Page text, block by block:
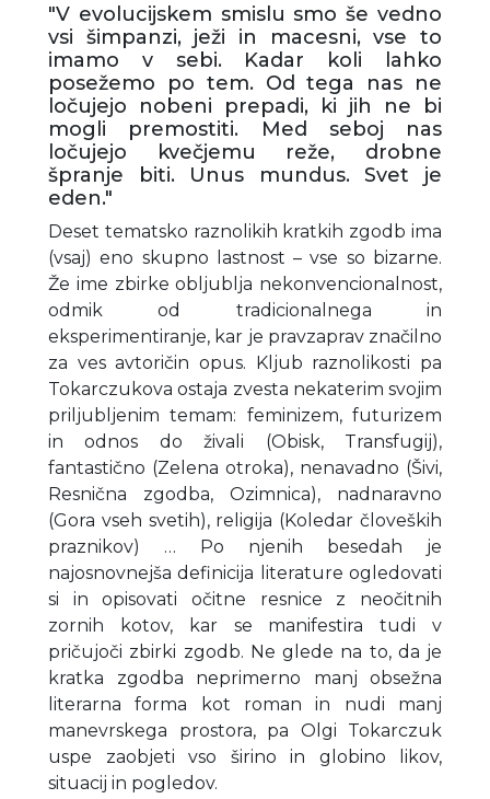
"V evolucijskem smislu smo še vedno
vsi šimpanzi, ježi in macesni, vse to
imamo v sebi. Kadar koli lahko
posežemo po tem. Od tega nas ne
ločujejo nobeni prepadi, ki jih ne bi
mogli premostiti. Med seboj nas
ločujejo kvečjemu reže, drobne
špranje biti. Unus mundus. Svet je
eden."
Deset tematsko raznolikih kratkih zgodb ima
(vsaj) eno skupno lastnost – vse so bizarne.
Že ime zbirke obljublja nekonvencionalnost,
odmik od tradicionalnega in
eksperimentiranje, kar je pravzaprav značilno
za ves avtoričin opus. Kljub raznolikosti pa
Tokarczukova ostaja zvesta nekaterim svojim
priljubljenim temam: feminizem, futurizem
in odnos do živali (Obisk, Transfugij),
fantastično (Zelena otroka), nenavadno (Šivi,
Resnična zgodba, Ozimnica), nadnaravno
(Gora vseh svetih), religija (Koledar človeških
praznikov) … Po njenih besedah je
najosnovnejša definicija literature ogledovati
si in opisovati očitne resnice z neočitnih
zornih kotov, kar se manifestira tudi v
pričujoči zbirki zgodb. Ne glede na to, da je
kratka zgodba neprimerno manj obsežna
literarna forma kot roman in nudi manj
manevrskega prostora, pa Olgi Tokarczuk
uspe zaobjeti vso širino in globino likov,
situacij in pogledov.